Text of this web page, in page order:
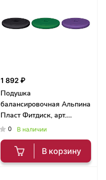
1 892 ₽
Подушка
балансировочная Альпина
Пласт Фитдиск, арт.
403243, зеленый
0 В наличии
В корзину